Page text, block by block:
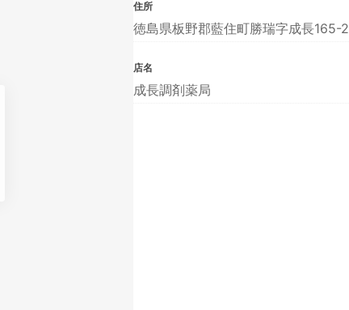
住所
徳島県板野郡藍住町勝瑞字成長165-2
店名
成長調剤薬局